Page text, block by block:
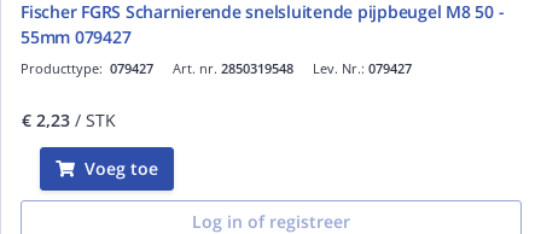
Fischer FGRS Scharnierende snelsluitende pijpbeugel M8 50 -
55mm 079427
Art. nr. 2850319548
Producttype: 079427 Lev. Nr.: 079427
€ 2,23 / STK
Voeg toe
Log in of registreer